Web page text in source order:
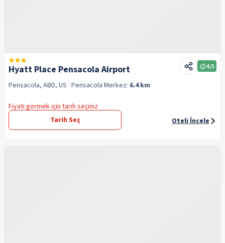
Hyatt Place Pensacola Airport 4/5
Pensacola, ABD, US · Pensacola Merkez: 6.4 km
Fiyatı görmek için tarih seçiniz
Tarih Seç
Oteli İncele